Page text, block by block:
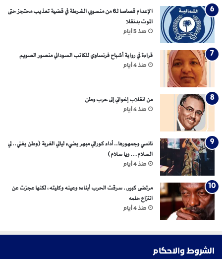
الإعدام قصاصا لـ6 من منسوبي الشرطة في قضية تعذيب محتجز حتى
الموت بدنقلا
منذ 5 أيام
قراءة في رواية أشباح فرنساوي للكاتب السوداني منصور الصويم
منذ 4 أيام
من انقلاب إخواني إلى حرب وطن
منذ 4 أيام
نانسي وجمهورها.. أداء كورالي مبهر يضيء ليالي الغربة (وطن يغني.. لي
السلام… ويا سلام)
منذ 4 أيام
مرتضى كبير.. سرقت الحرب أبناءه وعينه وكليته، لكنها عجزت عن
انتزاع حلمه
منذ 4 أيام
الشروط والاحكام